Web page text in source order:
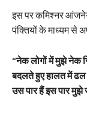
इस पर कमिश्नर
पंक्तियों के माध्यम से
“नेक लोगों में मुझे नेक
बदलते हुए हालत में
उस पार हैं इस पार